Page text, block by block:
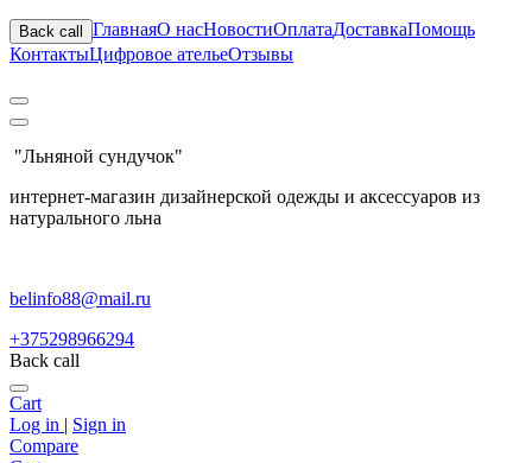
Back call ГлавнаяО насНовостиОплатаДоставкаПомощь
КонтактыЦифровое ательеОтзывы
"Льняной сундучок"
интернет-магазин дизайнерской одежды и аксессуаров из
натурального льна
belinfo88@mail.ru
+375298966294
Back call
Cart
Log in | Sign in
Compare